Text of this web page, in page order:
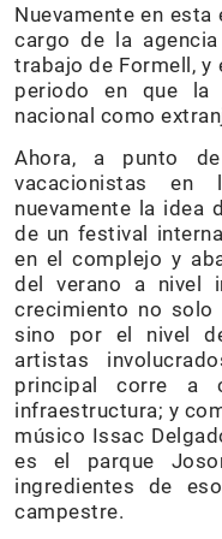
Nuevamente en
cargo de la
trabajo de Formell, y
periodo en que la
nacional como
Ahora, a punto
vacacionistas en
nuevamente la idea
de un festival
en el complejo y
del verano a nivel
crecimiento no solo
sino por el nivel
artistas
principal corre a
infraestructura; y
músico Issac
es el parque
ingredientes de
campestre.